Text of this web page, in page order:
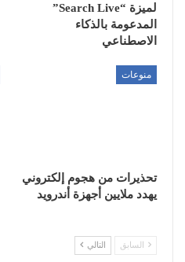
لميزة “Search Live”
المدعومة بالذكاء
الاصطناعي
منوعات
تحذيرات من هجوم إلكتروني
يهدد ملايين أجهزة أندرويد
السابق التالي